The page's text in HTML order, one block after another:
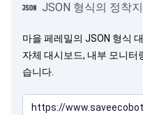
JSON 형식의 정착
마을 페레밀의 JSON 형식
자체 대시보드, 내부 모니터
습니다.